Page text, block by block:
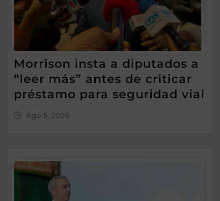
Morrison insta a diputados a
“leer más” antes de criticar
préstamo para seguridad vial
Ago 5, 2026